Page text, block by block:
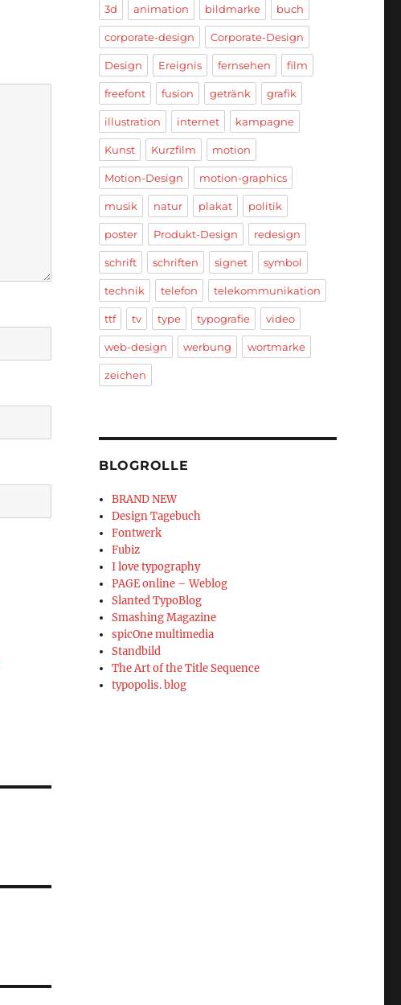
3d animation bildmarke buch
corporate-design Corporate-Design
Design Ereignis fernsehen film
freefont fusion getränk grafik
illustration internet kampagne
Kunst Kurzfilm motion
Motion-Design motion-graphics
musik natur plakat politik
poster Produkt-Design redesign
schrift schriften signet symbol
technik telefon telekommunikation
ttf tv type typografie video
web-design werbung wortmarke
zeichen
BLOGROLLE
BRAND NEW
Design Tagebuch
Fontwerk
Fubiz
I love typography
PAGE online – Weblog
Slanted TypoBlog
Smashing Magazine
spicOne multimedia
Standbild
The Art of the Title Sequence
typopolis. blog